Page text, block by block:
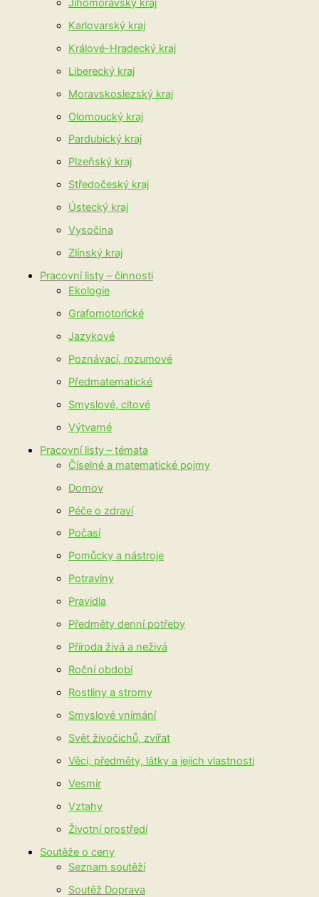
Jihomoravský kraj
Karlovarský kraj
Králové-Hradecký kraj
Liberecký kraj
Moravskoslezský kraj
Olomoucký kraj
Pardubický kraj
Plzeňský kraj
Středočeský kraj
Ústecký kraj
Vysočina
Zlínský kraj
Pracovní listy – činnosti
Ekologie
Grafomotorické
Jazykové
Poznávací, rozumové
Předmatematické
Smyslové, citové
Výtvarné
Pracovní listy – témata
Číselné a matematické pojmy
Domov
Péče o zdraví
Počasí
Pomůcky a nástroje
Potraviny
Pravidla
Předměty denní potřeby
Příroda živá a neživá
Roční období
Rostliny a stromy
Smyslové vnímání
Svět živočichů, zvířat
Věci, předměty, látky a jejich vlastnosti
Vesmír
Vztahy
Životní prostředí
Soutěže o ceny
Seznam soutěží
Soutěž Doprava